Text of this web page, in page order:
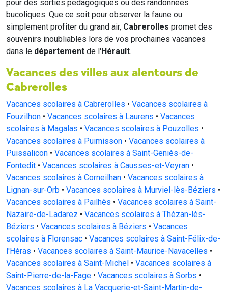
pour des sorties pédagogiques ou des randonnées
bucoliques. Que ce soit pour observer la faune ou
simplement profiter du grand air, Cabrerolles promet des
souvenirs inoubliables lors de vos prochaines vacances
dans le département de l'Hérault.
Vacances des villes aux alentours de
Cabrerolles
Vacances scolaires à Cabrerolles • Vacances scolaires à
Fouzilhon • Vacances scolaires à Laurens • Vacances
scolaires à Magalas • Vacances scolaires à Pouzolles •
Vacances scolaires à Puimisson • Vacances scolaires à
Puissalicon • Vacances scolaires à Saint-Geniès-de-
Fontedit • Vacances scolaires à Causses-et-Veyran •
Vacances scolaires à Corneilhan • Vacances scolaires à
Lignan-sur-Orb • Vacances scolaires à Murviel-lès-Béziers •
Vacances scolaires à Pailhès • Vacances scolaires à Saint-
Nazaire-de-Ladarez • Vacances scolaires à Thézan-lès-
Béziers • Vacances scolaires à Béziers • Vacances
scolaires à Florensac • Vacances scolaires à Saint-Félix-de-
l'Héras • Vacances scolaires à Saint-Maurice-Navacelles •
Vacances scolaires à Saint-Michel • Vacances scolaires à
Saint-Pierre-de-la-Fage • Vacances scolaires à Sorbs •
Vacances scolaires à La Vacquerie-et-Saint-Martin-de-